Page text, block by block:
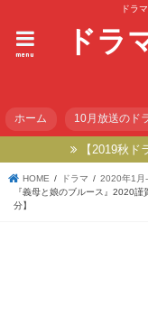
ドラ
ドラ
menu
ホーム 10月放送のド
【2019秋
HOME ドラマ
2020年1月
『義母と娘のブルース』2020
分】